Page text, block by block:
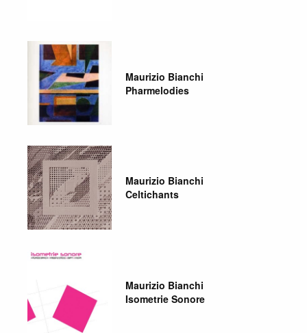
Maurizio Bianchi
Pharmelodies
Maurizio Bianchi
Celtichants
Maurizio Bianchi
Isometrie Sonore